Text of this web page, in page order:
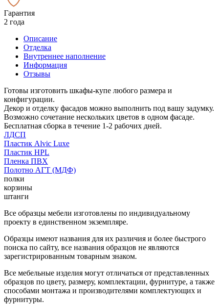
Гарантия
2 года
Описание
Отделка
Внутреннее наполнение
Информация
Отзывы
Готовы изготовить шкафы-купе любого размера и
конфигурации.
Декор и отделку фасадов можно выполнить под вашу задумку.
Возможно сочетание нескольких цветов в одном фасаде.
Бесплатная сборка в течение 1-2 рабочих дней.
ЛДСП
Пластик Alvic Luxe
Пластик HPL
Пленка ПВХ
Полотно АГТ (МДФ)
полки
корзины
штанги
Все образцы мебели изготовлены по индивидуальному
проекту в единственном экземпляре.
Образцы имеют названия для их различия и более быстрого
поиска по сайту, все названия образцов не являются
зарегистрированным товарным знаком.
Все мебельные изделия могут отличаться от представленных
образцов по цвету, размеру, комплектации, фурнитуре, а также
способами монтажа и производителями комплектующих и
фурнитуры.